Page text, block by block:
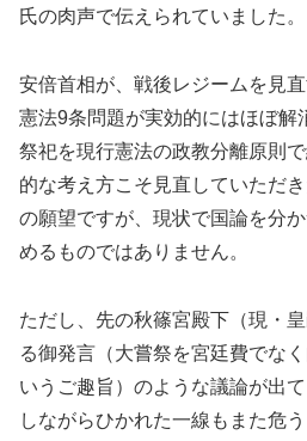
氏の肉声で伝えられていました。
安倍首相が、戦後レジームを見
憲法9条問題が実効的にはほぼ解
祭祀を現行憲法の政教分離原則
的な考え方こそ見直していただ
の願望ですが、現状で国論を分
めるものではありません。
ただし、先の秋篠宮殿下（現・
る御発言（大嘗祭を宮廷費でな
いうご趣旨）のような議論が出
しながらひかれた一線もまた危